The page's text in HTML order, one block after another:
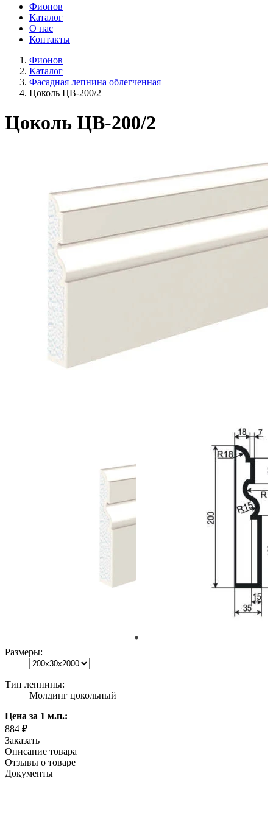
Фионов
Каталог
О нас
Контакты
Фионов
Каталог
Фасадная лепнина облегченная
Цоколь ЦВ-200/2
Цоколь ЦВ-200/2
Размеры:
Тип лепнины:
Молдинг цокольный
Цена за 1 м.п.:
884 ₽
Заказать
Описание товара
Отзывы о товаре
Документы